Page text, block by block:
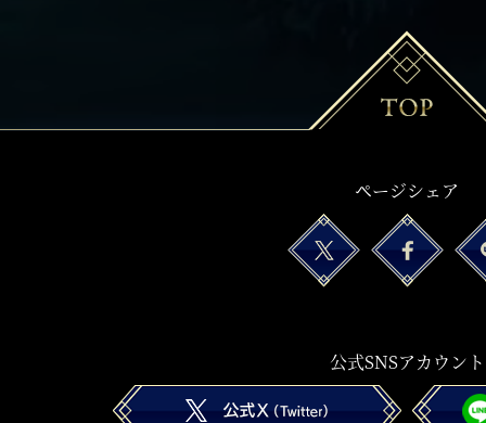
ページシェア
公式SNSアカウント